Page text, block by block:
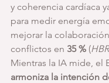
y coherencia cardíaca
para medir energía
mejorar la
conflictos en 35 % (
Mientras la IA mide, el
armoniza la intención